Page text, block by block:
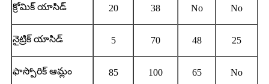
క్రోమిక్ యాసిడ్ 20 38 No No
నైట్రిక్ యాసిడ్ 5 70 48 25
ఫాస్పోరిక్ ఆమ్లం 85 100 65 No